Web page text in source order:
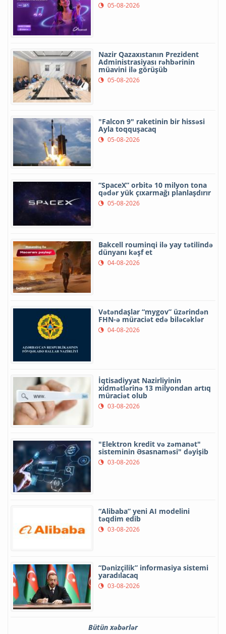
05-08-2026
Nazir Qazaxıstanın Prezident
Administrasiyası rəhbərinin
müavini ilə görüşüb
05-08-2026
"Falcon 9" raketinin bir hissəsi
Ayla toqquşacaq
05-08-2026
“SpaceX” orbitə 10 milyon tona
qədər yük çıxarmağı planlaşdırır
05-08-2026
Bakcell rouminqi ilə yay tətilində
dünyanı kəşf et
04-08-2026
Vətəndaşlar “mygov” üzərindən
FHN-ə müraciət edə biləcəklər
04-08-2026
İqtisadiyyat Nazirliyinin
xidmətlərinə 13 milyondan artıq
müraciət olub
03-08-2026
"Elektron kredit və zəmanət"
sisteminin Əsasnaməsi" dəyişib
03-08-2026
“Alibaba” yeni AI modelini
təqdim edib
03-08-2026
“Dənizçilik” informasiya sistemi
yaradılacaq
03-08-2026
Bütün xəbərlər